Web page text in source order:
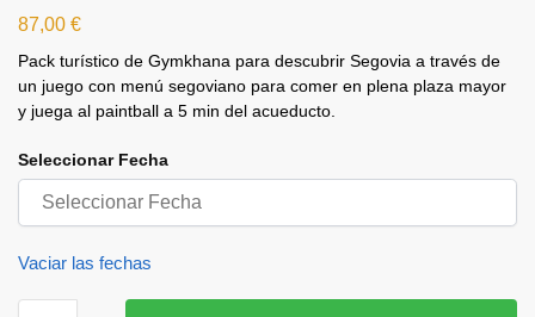
87,00 €
Pack turístico de Gymkhana para descubrir Segovia a través de
un juego con menú segoviano para comer en plena plaza mayor
y juega al paintball a 5 min del acueducto.
Seleccionar Fecha
Vaciar las fechas